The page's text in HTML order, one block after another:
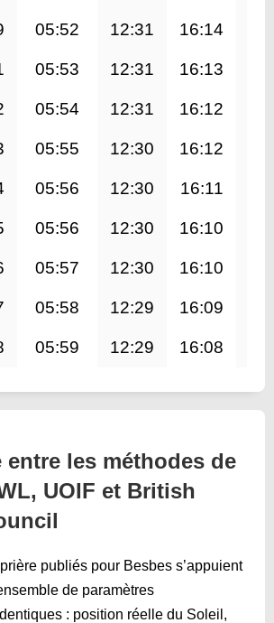
05:52 12:31 16:14
05:53 12:31 16:13
05:54 12:31 16:12
05:55 12:30 16:12
05:56 12:30 16:11
05:56 12:30 16:10
05:57 12:30 16:10
05:58 12:29 16:09
05:59 12:29 16:08
entre les méthodes de
UOIF et British
publiés pour Besbes s’appuient
de paramètres
: position réelle du Soleil,